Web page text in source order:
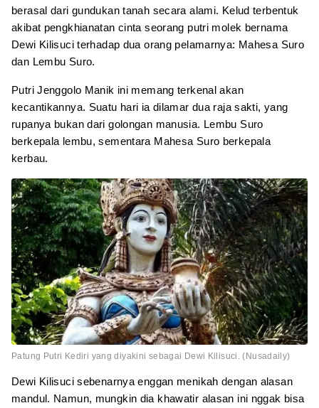
berasal dari gundukan tanah secara alami. Kelud terbentuk
akibat pengkhianatan cinta seorang putri molek bernama
Dewi Kilisuci terhadap dua orang pelamarnya: Mahesa Suro
dan Lembu Suro.
Putri Jenggolo Manik ini memang terkenal akan
kecantikannya. Suatu hari ia dilamar dua raja sakti, yang
rupanya bukan dari golongan manusia. Lembu Suro
berkepala lembu, sementara Mahesa Suro berkepala
kerbau.
Patung Putri Kediri yang diyakini sebagai Dewi Kilisuci. (Nusadaily)
Dewi Kilisuci sebenarnya enggan menikah dengan alasan
mandul. Namun, mungkin dia khawatir alasan ini nggak bisa